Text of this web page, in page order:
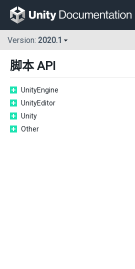
Version: 2020.1
脚本 API
UnityEngine
UnityEditor
Unity
Other